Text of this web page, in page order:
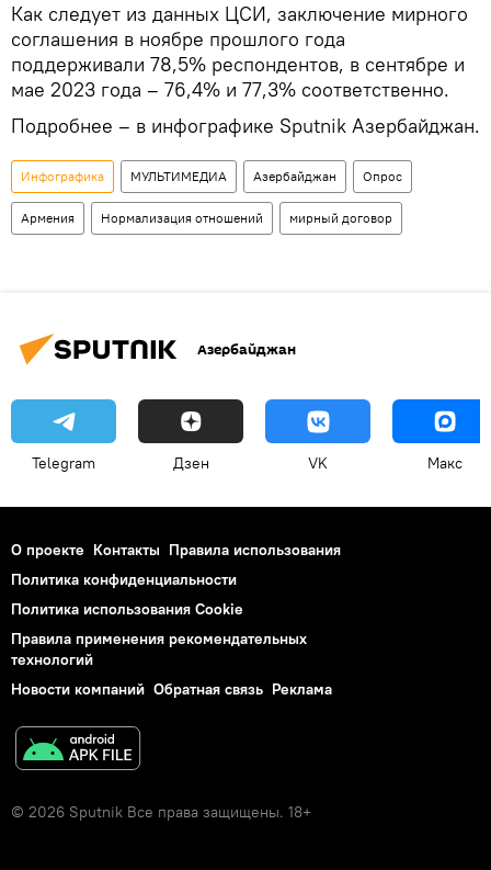
Как следует из данных ЦСИ, заключение мирного
соглашения в ноябре прошлого года
поддерживали 78,5% респондентов, в сентябре и
мае 2023 года – 76,4% и 77,3% соответственно.
Подробнее – в инфографике Sputnik Азербайджан.
Инфографика МУЛЬТИМЕДИА Азербайджан Опрос
Армения Нормализация отношений мирный договор
Азербайджан
Telegram Дзен VK Макс
О проекте Контакты Правила использования
Политика конфиденциальности
Политика использования Cookie
Правила применения рекомендательных
технологий
Новости компаний Обратная связь Реклама
© 2026 Sputnik Все права защищены. 18+